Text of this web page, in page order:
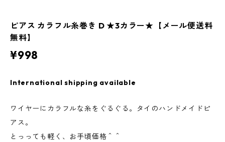
ピアス カラフル糸巻き D ★3カラー★【メール便送料
無料】
¥998
International shipping available
ワイヤーにカラフルな糸をぐるぐる。タイのハンドメイドピ
アス。
とっっても軽く、お手頃価格＾＾